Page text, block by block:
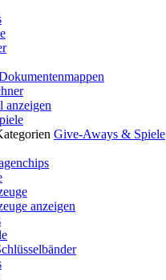
Give-Aways & Spiele
anzeigen